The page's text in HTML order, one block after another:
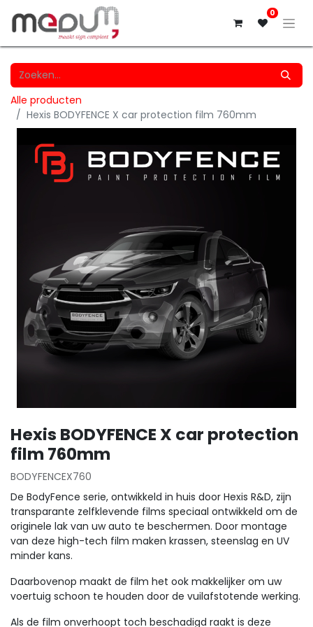
0
Alle producten
Hexis BODYFENCE X car protection film 760mm
Hexis BODYFENCE X car protection
film 760mm
BODYFENCEX760
De BodyFence serie, ontwikkeld in huis door Hexis R&D, zijn
transparante zelfklevende films speciaal ontwikkeld om de
originele lak van uw auto te beschermen. Door montage
van deze high-tech film maken krassen, steenslag en UV
minder kans.
Daarbovenop maakt de film het ook makkelijker om uw
voertuig schoon te houden door de vuilafstotende werking.
Als de film onverhoopt toch beschadigd raakt is deze